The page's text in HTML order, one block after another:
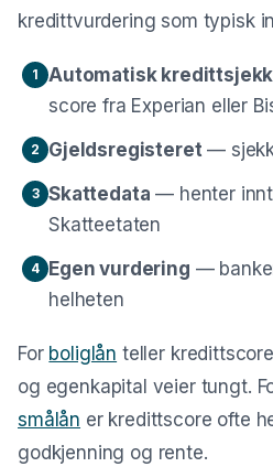
kredittvurdering som typisk
1 Automatisk kredittsjekk
score fra Experian eller
2 Gjeldsregisteret—
3 Skattedata — henter
Skatteetaten
4 Egen vurdering —
helheten
For boliglån teller
og egenkapital veier tungt.
smålån er kredittscore ofte
godkjenning og rente.